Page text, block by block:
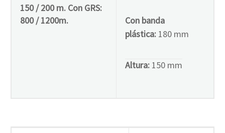
150 / 200 m. Con GRS:
800 / 1200m.
Con banda
plástica: 180 mm
Altura: 150 mm